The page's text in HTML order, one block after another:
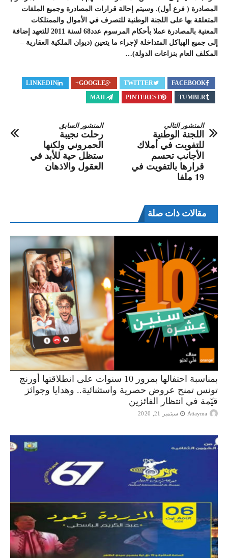
المصادرة ( فرع أول). وسيتم إحالة قرارات المصادرة وجميع الملفات
المتعلقة بها على اللجنة الوطنية للتصرف في الأموال والممتلكات
المعنية بالمصادرة عملا بأحكام المرسوم عدد68 لسنة 2011 للتعهد إضافة
إلى جميع الهياكل المتداخلة لإجراء ما يتعين (ديوان الملكية العقارية –
المكلف العام بنزاعات الدولة)…
FACEBOOK
TWITTER
GOOGLE+
LINKEDIN
TUMBLR
PINTEREST
MAIL
المنشور السابق
رحلت نجيبة
الحمروني ولكنها
ستظل حية للأبد في
العقول والاذهان
المنشور التالي
اللجنة الوطنية
للتفويت في أملاك
الأجانب تحسم
قرارها بالتفويت في
19 ملفا
مقالات ذات صلة
بمناسبة احتفالها بمرور 10 سنوات على انطلاقتها أورنج
تونس تمنح عروض حصرية واستثنائية.. وهدايا وجوائز
قيّمة في انتظار الفائزين
Attayma سبتمبر 21, 2020